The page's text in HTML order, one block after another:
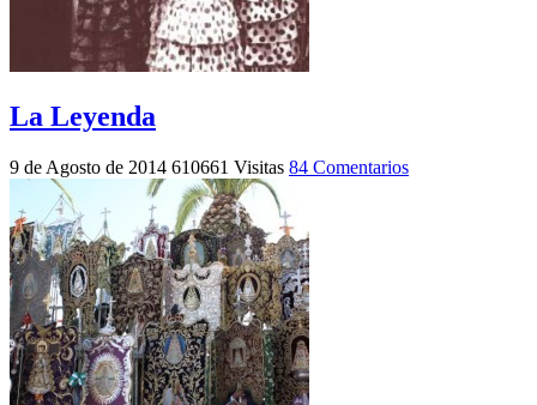
La Leyenda
9 de Agosto de 2014 610661 Visitas 84 Comentarios